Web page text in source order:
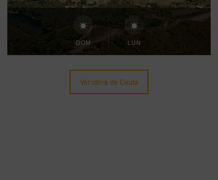
DOM LUN
Ver clima de Ceuta